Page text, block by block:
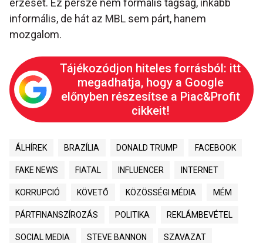
érzését. Ez persze nem formális tagság, inkább
informális, de hát az MBL sem párt, hanem
mozgalom.
Tájékozódjon hiteles forrásból: itt
megadhatja, hogy a Google
előnyben részesítse a Piac&Profit
cikkeit!
ÁLHÍREK BRAZÍLIA DONALD TRUMP FACEBOOK
FAKE NEWS FIATAL INFLUENCER INTERNET
KORRUPCIÓ KÖVETŐ KÖZÖSSÉGI MÉDIA MÉM
PÁRTFINANSZÍROZÁS POLITIKA REKLÁMBEVÉTEL
SOCIAL MEDIA STEVE BANNON SZAVAZAT